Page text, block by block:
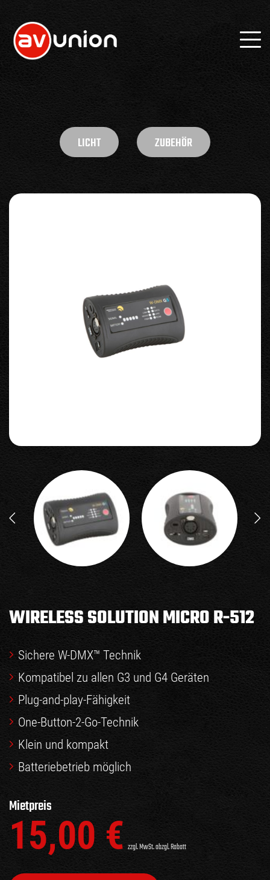
LICHT ZUBEHÖR
WIRELESS SOLUTION MICRO R-512
Sichere W-DMX™ Technik
Kompatibel zu allen G3 und G4 Geräten
Plug-and-play-Fähigkeit
One-Button-2-Go-Technik
Klein und kompakt
Batteriebetrieb möglich
Mietpreis
15,00 € zzgl. MwSt. abzgl. Rabatt